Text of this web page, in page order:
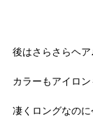
後はさらさらヘア
カラーもアイロ
凄くロングなのに